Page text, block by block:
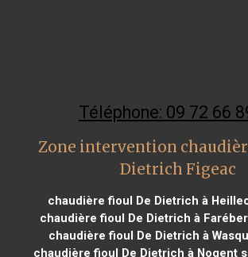
Téléphone: 09 72 66
Zone intervention
Dietrich Figeac
chaudière fioul De Dietrich à
chaudière fioul De Dietrich à
chaudière fioul De Dietrich à
chaudière fioul De Dietrich à Nogent